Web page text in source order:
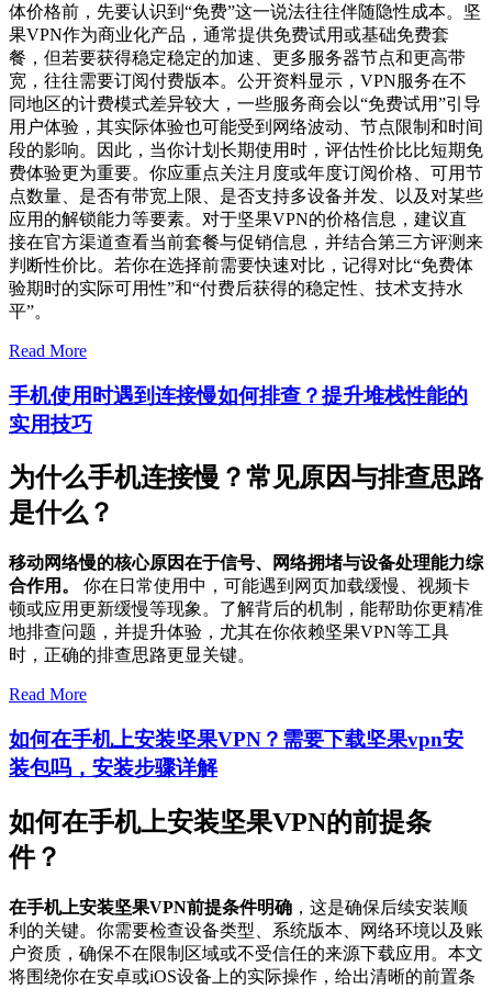
体价格前，先要认识到“免费”这一说法往往伴随隐性成本。坚
果VPN作为商业化产品，通常提供免费试用或基础免费套
餐，但若要获得稳定稳定的加速、更多服务器节点和更高带
宽，往往需要订阅付费版本。公开资料显示，VPN服务在不
同地区的计费模式差异较大，一些服务商会以“免费试用”引导
用户体验，其实际体验也可能受到网络波动、节点限制和时间
段的影响。因此，当你计划长期使用时，评估性价比比短期免
费体验更为重要。你应重点关注月度或年度订阅价格、可用节
点数量、是否有带宽上限、是否支持多设备并发、以及对某些
应用的解锁能力等要素。对于坚果VPN的价格信息，建议直
接在官方渠道查看当前套餐与促销信息，并结合第三方评测来
判断性价比。若你在选择前需要快速对比，记得对比“免费体
验期时的实际可用性”和“付费后获得的稳定性、技术支持水
平”。
Read More
手机使用时遇到连接慢如何排查？提升堆栈性能的
实用技巧
为什么手机连接慢？常见原因与排查思路
是什么？
移动网络慢的核心原因在于信号、网络拥堵与设备处理能力综
合作用。
你在日常使用中，可能遇到网页加载缓慢、视频卡
顿或应用更新缓慢等现象。了解背后的机制，能帮助你更精准
地排查问题，并提升体验，尤其在你依赖坚果VPN等工具
时，正确的排查思路更显关键。
Read More
如何在手机上安装坚果VPN？需要下载坚果vpn安
装包吗，安装步骤详解
如何在手机上安装坚果VPN的前提条
件？
在手机上安装坚果VPN前提条件明确 ，这是确保后续安装顺
利的关键。你需要检查设备类型、系统版本、网络环境以及账
户资质，确保不在限制区域或不受信任的来源下载应用。本文
将围绕你在安卓或iOS设备上的实际操作，给出清晰的前置条